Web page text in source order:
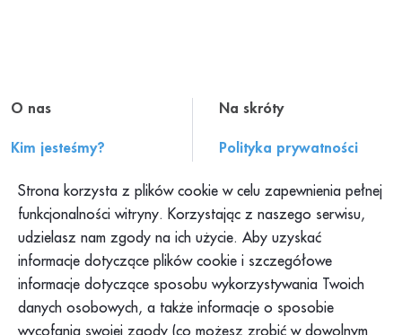
O nas
Kim jesteśmy?
Konteksty PAH
Klub PAH
Program Pajacyk
Platforma DOM
Platforma Pomagamy
Na skróty
Polityka prywatności
Składanie skarg
Dokumenty
Praca w PAH
Dla mediów
Podkast PAH: „Tolerancja
Strona korzysta z plików cookie w celu zapewnienia pełnej
funkcjonalności witryny. Korzystając z naszego serwisu,
udzielasz nam zgody na ich użycie. Aby uzyskać
informacje dotyczące plików cookie i szczegółowe
informacje dotyczące sposobu wykorzystywania Twoich
danych osobowych, a także informacje o sposobie
wycofania swojej zgody (co możesz zrobić w dowolnym